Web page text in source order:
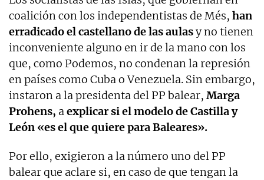
coalición con los independentistas de Més, han
erradicado el castellano de las aulasy no tienen
inconveniente alguno en ir de la mano con los
que, como Podemos, no condenan la represión
en países como Cuba o Venezuela. Sin embargo,
instaron a la presidenta del PP balear, Marga
Prohens, aexplicar si el modelo de Castilla y
León «es el que quiere para Baleares».
Por ello, exigieron a la número uno del PP
balear que aclare si, en caso de que tengan la